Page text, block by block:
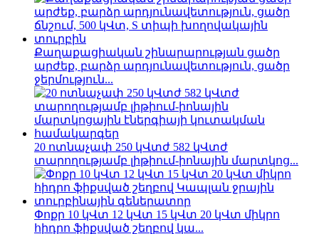
Քաղաքացիական շինարարության ցածր
արժեք, բարձր արդյունավետություն, ցածր
ջերմություն...
20 ոտնաչափ 250 կՎտժ 582 կՎտժ
տարողությամբ լիթիում-իոնային մարտկոց...
Փոքր 10 կՎտ 12 կՎտ 15 կՎտ 20 կՎտ միկրո
հիդրո ֆիքսված շեղբով կա...